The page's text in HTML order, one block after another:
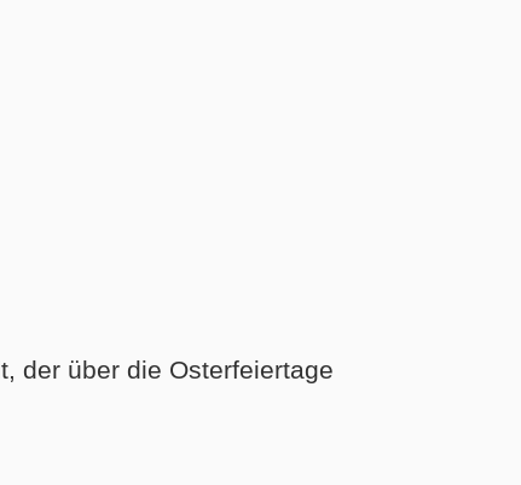
der über die Osterfeiertage